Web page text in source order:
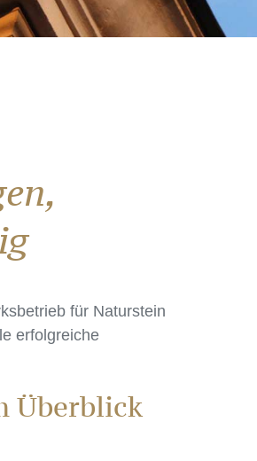
für Naturstein
erfolgreiche
Überblick